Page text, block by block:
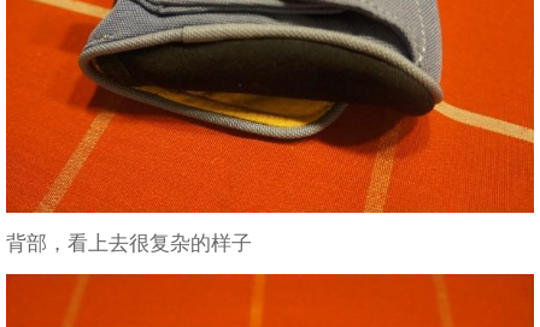
背部，看上去很复杂的样子